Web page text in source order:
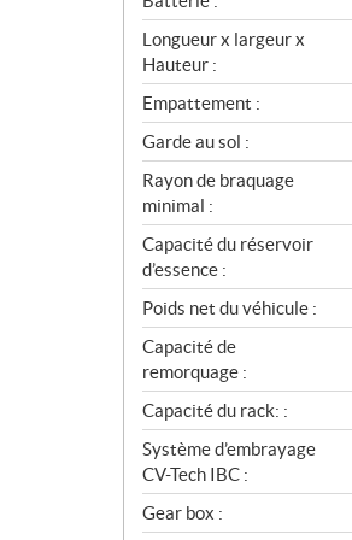
Longueur x largeur x
Hauteur :
Empattement :
Garde au sol :
Rayon de braquage
minimal :
Capacité du réservoir
d’essence :
Poids net du véhicule :
Capacité de
remorquage :
Capacité du rack: :
Système d’embrayage
CV-Tech IBC :
Gear box :